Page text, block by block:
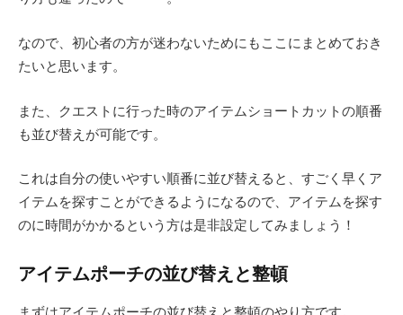
なので、初心者の方が迷わないためにもここにまとめておき
たいと思います。
また、クエストに行った時のアイテムショートカットの順番
も並び替えが可能です。
これは自分の使いやすい順番に並び替えると、すごく早くア
イテムを探すことができるようになるので、アイテムを探す
のに時間がかかるという方は是非設定してみましょう！
アイテムポーチの並び替えと整頓